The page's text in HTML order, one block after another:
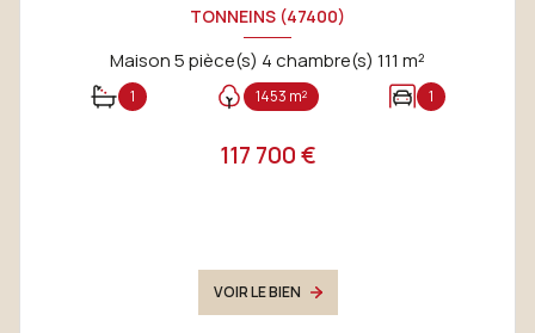
TONNEINS (47400)
Maison 5 pièce(s) 4 chambre(s) 111 m²
1 1453 m² 1
117 700 €
VOIR LE BIEN